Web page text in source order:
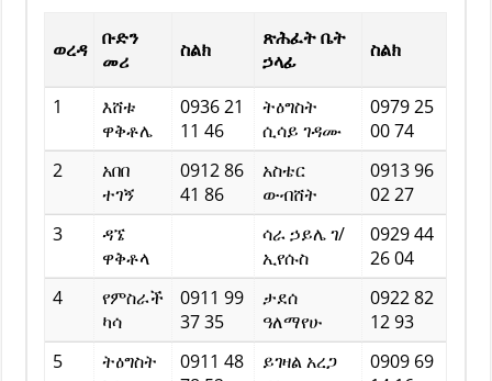
ወረዳ
ቡድን
መሪ
ስልክ
ጽሕፈት ቤት
ኃላፊ
ስልክ
1
እሸቱ
ዋቅቶሌ
0936 21
11 46
ትዕግስት
ሲሳይ ገዳሙ
0979 25
00 74
2
አበበ
ተገኝ
0912 86
41 86
አስቴር
ውብሸት
0913 96
02 27
3
ዳኜ
ዋቅቶላ
ሳራ ኃይሌ ገ/
ኢየሱስ
0929 44
26 04
4
የምስራች
ካሳ
0911 99
37 35
ታደሰ
ዓለማየሁ
0922 82
12 93
5
ትዕግስት
0911 48
ይገዛል አረጋ
0909 69